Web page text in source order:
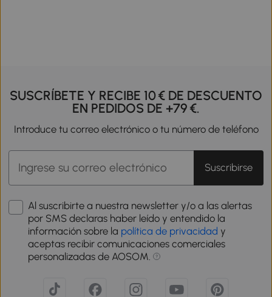
SUSCRÍBETE Y RECIBE 10 € DE DESCUENTO
EN PEDIDOS DE +79 €.
Introduce tu correo electrónico o tu número de teléfono
Suscribirse
Al suscribirte a nuestra newsletter y/o a las alertas
por SMS declaras haber leído y entendido la
información sobre la política de privacidad y
aceptas recibir comunicaciones comerciales
personalizadas de AOSOM.